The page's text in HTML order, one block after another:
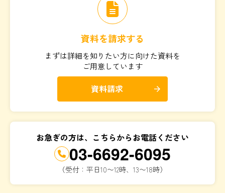
資料を請求する
まずは詳細を知りたい方に向けた資料を
ご用意しています
資料請求 arrow_forward
お急ぎの方は、こちらからお電話ください
03-6692-6095
（受付：平日10〜12時、13〜18時）